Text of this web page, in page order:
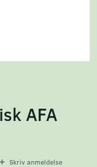
AFA
Skriv anmeldelse